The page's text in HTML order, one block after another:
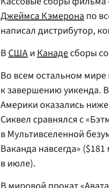
Джеймса Кэмеронапо
написал дистрибутор,
ВСШАиКанадесборы
Во всем остальном
к завершению уикенда.
Америки оказались ниже
Сиквел сравнялся с
в Мультивселенной
Ваканда навсегда»
в июле).